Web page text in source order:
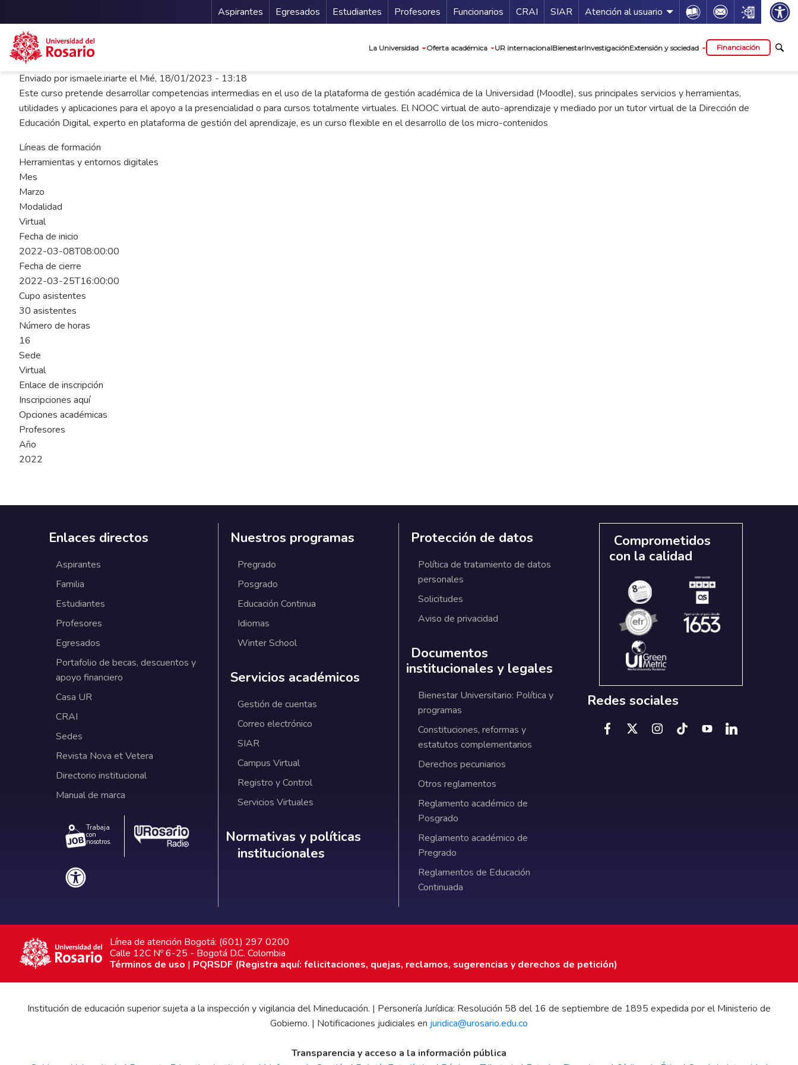
Pasar al contenido principal
Menu Secundario
Aspirantes Egresados Estudiantes Profesores Funcionarios Guía de servicios
CRAI SIAR Atención al usuario Icon Icon Icon
La Universidad Oferta académica UR internacionalBienestarInvestigaciónExtensión y sociedad Financiación
Enviado porismaele.iriarte elMié, 18/01/2023 - 13:18
Este curso pretende desarrollar competencias intermedias en el uso de la plataforma de gestión académica de la Universidad (Moodle), sus principales servicios y herramientas,
utilidades y aplicaciones para el apoyo a la presencialidad o para cursos totalmente virtuales. El NOOC virtual de auto-aprendizaje y mediado por un tutor virtual de la Dirección de
Educación Digital, experto en plataforma de gestión del aprendizaje, es un curso flexible en el desarrollo de los micro-contenidos
Líneas de formación
Herramientas y entornos digitales
Mes
Marzo
Modalidad
Virtual
Fecha de inicio
2022-03-08T08:00:00
Fecha de cierre
2022-03-25T16:00:00
Cupo asistentes
30 asistentes
Número de horas
16
Sede
Virtual
Enlace de inscripción
Inscripciones aquí
Opciones académicas
Profesores
Año
2022
Enlaces directos
Aspirantes
Familia
Estudiantes
Profesores
Egresados
Portafolio de becas, descuentos y
apoyo financiero
Casa UR
CRAI
Sedes
Revista Nova et Vetera
Directorio institucional
Manual de marca
Trabaja
con
nosotros.
Nuestros programas
Pregrado
Posgrado
Educación Continua
Idiomas
Winter School
Servicios académicos
Gestión de cuentas
Correo electrónico
SIAR
Campus Virtual
Registro y Control
Servicios Virtuales
Normativas y políticas institucionales
Normativas y políticas
institucionales
Protección de datos
Política de tratamiento de datos
personales
Solicitudes
Aviso de privacidad
Documentos
institucionales y legales
Bienestar Universitario: Política y
programas
Constituciones, reformas y
estatutos complementarios
Derechos pecuniarios
Otros reglamentos
Reglamento académico de
Posgrado
Reglamento académico de
Pregrado
Reglamentos de Educación
Continuada
Comprometidos
con la calidad
Redes sociales
Línea de atención Bogotá: (601) 297 0200
Calle 12C Nº 6-25 - Bogotá D.C. Colombia
Términos de uso | PQRSDF (Registra aquí: felicitaciones, quejas, reclamos, sugerencias y derechos de petición)
Institución de educación superior sujeta a la inspección y vigilancia del Mineducación. | Personería Jurídica: Resolución 58 del 16 de septiembre de 1895 expedida por el Ministerio de
Gobierno. | Notificaciones judiciales en juridica@urosario.edu.co
Transparencia y acceso a la información pública